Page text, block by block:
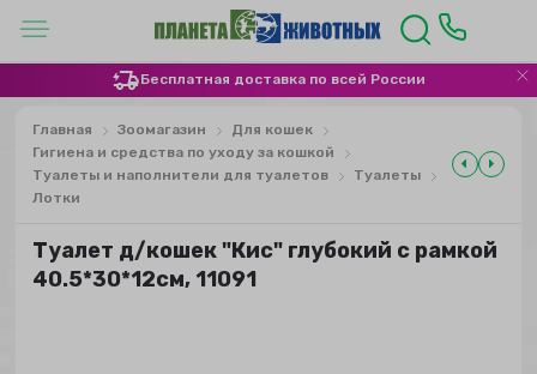
Бесплатная доставка по всей России
Главная Зоомагазин
Для кошек
Гигиена и средства по уходу за кошкой
Туалеты и наполнители для туалетов
Туалеты
Лотки
Туалет д/кошек "Кис" глубокий с рамкой
40.5*30*12см, 11091